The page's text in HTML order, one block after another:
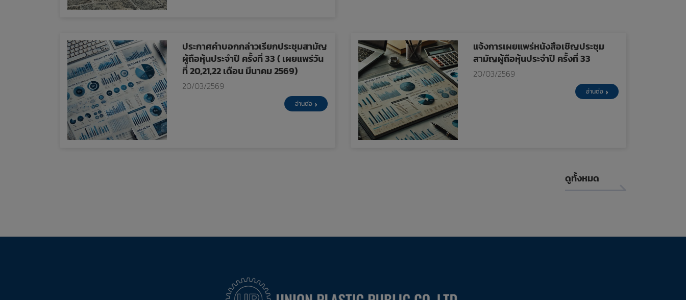
ประกาศคำบอกกล่าวเรียกประชุมสามัญ
ผู้ถือหุ้นประจำปี ครั้งที่ 33 ( เผยแพร่วัน
ที่ 20,21,22 เดือน มีนาคม 2569)
20/03/2569
อ่านต่อ
แจ้งการเผยแพร่หนังสือเชิญประชุม
สามัญผู้ถือหุ้นประจำปี ครั้งที่ 33
20/03/2569
อ่านต่อ
ดูทั้งหมด